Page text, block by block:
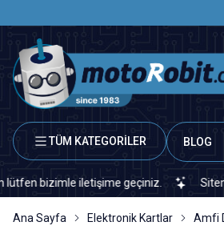
TÜM KATEGORİLER BLOG
iletişime geçiniz. Sitemizde
Ana Sayfa Elektronik Kartlar Amfi